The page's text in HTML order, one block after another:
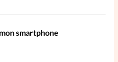
smartphone